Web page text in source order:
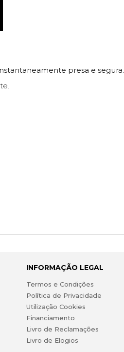
presa e segura.
INFORMAÇÃO LEGAL
Termos e Condições
Política de Privacidade
Utilização Cookies
Financiamento
Livro de Reclamações
Livro de Elogios